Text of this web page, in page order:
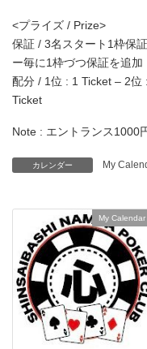
<プライズ / Prize>
保証 / 3名スタート1枠保
ー毎に1枠づつ保証を追加
配分 / 1位 : 1 Ticket – 2位
Ticket
Note : エントランス1000
カレンダー My
My Calendar